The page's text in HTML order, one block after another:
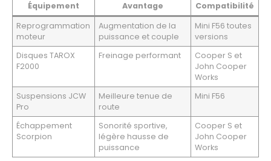
Équipement Avantage
Compatibilité
Reprogrammation
moteur
Augmentation de la
puissance et couple
Mini F56 toutes
versions
Disques TAROX
F2000
Freinage performant
Cooper S et
John Cooper
Works
Suspensions JCW
Pro
Meilleure tenue de
route
Mini F56
Échappement
Scorpion
Sonorité sportive,
légère hausse de
puissance
Cooper S et
John Cooper
Works